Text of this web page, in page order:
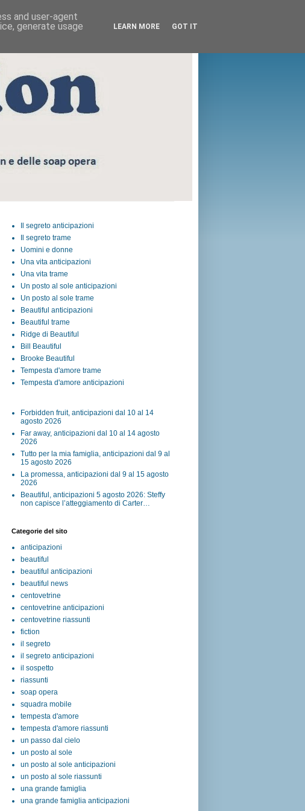
Il segreto anticipazioni
Il segreto trame
Uomini e donne
Una vita anticipazioni
Una vita trame
Un posto al sole anticipazioni
Un posto al sole trame
Beautiful anticipazioni
Beautiful trame
Ridge di Beautiful
Bill Beautiful
Brooke Beautiful
Tempesta d'amore trame
Tempesta d'amore anticipazioni
Forbidden fruit, anticipazioni dal 10 al 14
agosto 2026
Far away, anticipazioni dal 10 al 14 agosto
2026
Tutto per la mia famiglia, anticipazioni dal 9 al
15 agosto 2026
La promessa, anticipazioni dal 9 al 15 agosto
2026
Beautiful, anticipazioni 5 agosto 2026: Steffy
non capisce l’atteggiamento di Carter…
Categorie del sito
anticipazioni
beautiful
beautiful anticipazioni
beautiful news
centovetrine
centovetrine anticipazioni
centovetrine riassunti
fiction
il segreto
il segreto anticipazioni
il sospetto
riassunti
soap opera
squadra mobile
tempesta d'amore
tempesta d'amore riassunti
un passo dal cielo
un posto al sole
un posto al sole anticipazioni
un posto al sole riassunti
una grande famiglia
una grande famiglia anticipazioni
and user-agent
generate usage
LEARN MORE GOT IT